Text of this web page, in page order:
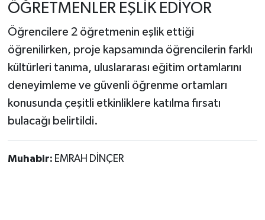
ÖĞRETMENLER EŞLİK EDİYOR
Öğrencilere 2 öğretmenin eşlik ettiği
öğrenilirken, proje kapsamında öğrencilerin farklı
kültürleri tanıma, uluslararası eğitim ortamlarını
deneyimleme ve güvenli öğrenme ortamları
konusunda çeşitli etkinliklere katılma fırsatı
bulacağı belirtildi.
Muhabir: EMRAH DİNÇER